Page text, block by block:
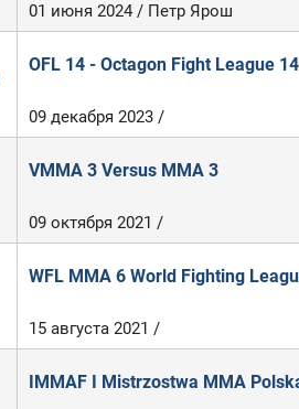
01 июня 2024 / Петр Ярош
OFL 14 - Octagon Fight League 14
09 декабря 2023 /
VMMA 3 Versus MMA 3
09 октября 2021 /
WFL MMA 6 World Fighting
15 августа 2021 /
IMMAF I Mistrzostwa MMA